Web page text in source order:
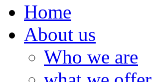
Home
About us
Who we are